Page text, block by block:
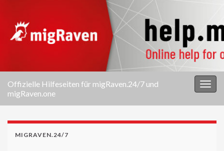
Offizielle Hilfeseiten für migRaven.24/7 und
migRaven.one
MIGRAVEN.24/7